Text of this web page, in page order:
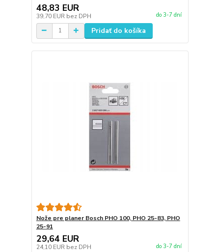
48,83 EUR
39,70 EUR bez DPH do 3-7 dní
Pridať do košíka
Nože pre planer Bosch PHO 100, PHO 25-83, PHO
25-91
29,64 EUR
24,10 EUR bez DPH do 3-7 dní